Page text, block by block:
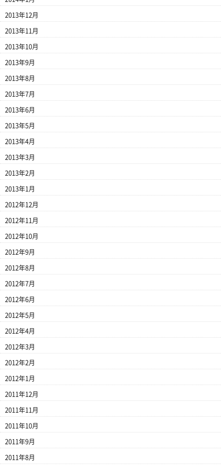
2013年12月
2013年11月
2013年10月
2013年9月
2013年8月
2013年7月
2013年6月
2013年5月
2013年4月
2013年3月
2013年2月
2013年1月
2012年12月
2012年11月
2012年10月
2012年9月
2012年8月
2012年7月
2012年6月
2012年5月
2012年4月
2012年3月
2012年2月
2012年1月
2011年12月
2011年11月
2011年10月
2011年9月
2011年8月